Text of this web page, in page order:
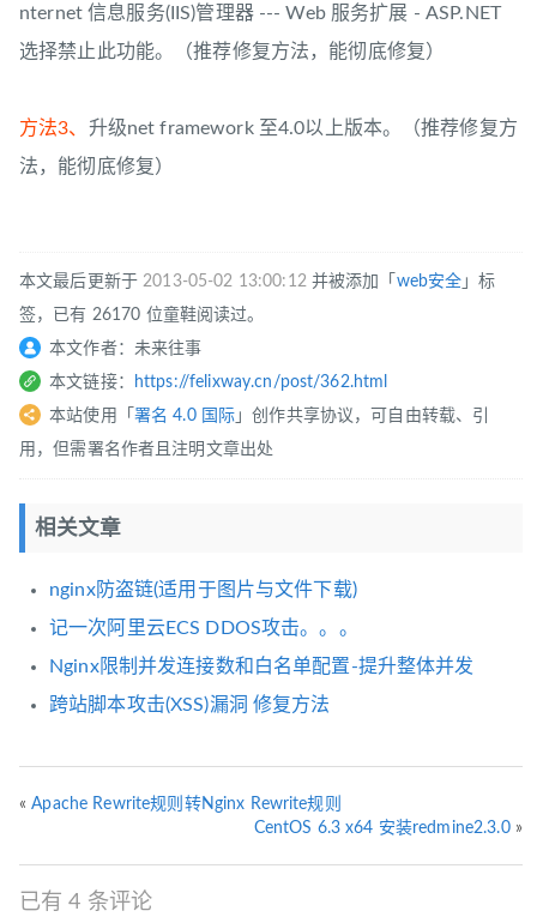
nternet 信息服务(IIS)管理器 --- Web 服务扩展 - ASP.NET
选择禁止此功能。（推荐修复方法，能彻底修复）
方法3、 升级net framework 至4.0以上版本。（推荐修复方
法，能彻底修复）
本文最后更新于2013-05-02 13:00:12并被添加「 web安全 」标
签，已有 26170 位童鞋阅读过。
本文作者：未来往事
本文链接：
https://felixway.cn/post/362.html
本站使用「 署名 4.0 国际 」创作共享协议，可自由转载、引
用，但需署名作者且注明文章出处
相关文章
nginx防盗链(适用于图片与文件下载)
记一次阿里云ECS DDOS攻击。。。
Nginx限制并发连接数和白名单配置-提升整体并发
跨站脚本攻击(XSS)漏洞 修复方法
«Apache Rewrite规则转Nginx Rewrite规则
CentOS 6.3 x64 安装redmine2.3.0»
已有 4 条评论